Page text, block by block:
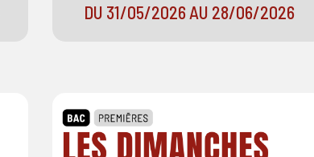
DU 31/05/2026 AU 28/06/2026